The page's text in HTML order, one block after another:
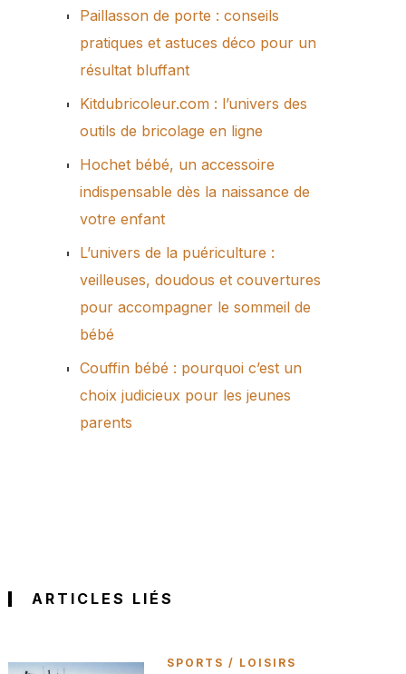
Paillasson de porte : conseils
pratiques et astuces déco pour un
résultat bluffant
Kitdubricoleur.com : l’univers des
outils de bricolage en ligne
Hochet bébé, un accessoire
indispensable dès la naissance de
votre enfant
L’univers de la puériculture :
veilleuses, doudous et couvertures
pour accompagner le sommeil de
bébé
Couffin bébé : pourquoi c’est un
choix judicieux pour les jeunes
parents
ARTICLES LIÉS
SPORTS / LOISIRS